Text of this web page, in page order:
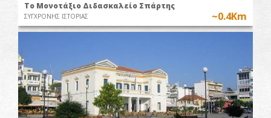
Το Μονοτάξιο Διδασκαλείο Σπάρτης
ΣΥΓΧΡΟΝΗΣ ΙΣΤΟΡΙΑΣ ~0.4Km